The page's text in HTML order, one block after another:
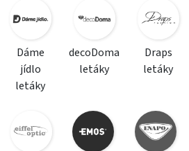
Dáme
jídlo
letáky
decoDoma
letáky
Draps
letáky